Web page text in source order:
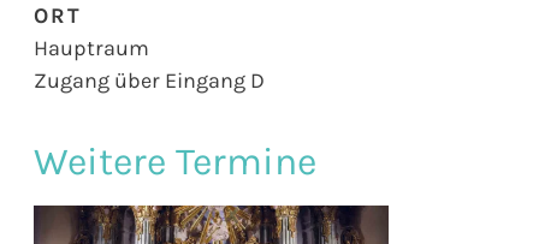
ORT
Hauptraum
Zugang über Eingang D
Weitere Termine